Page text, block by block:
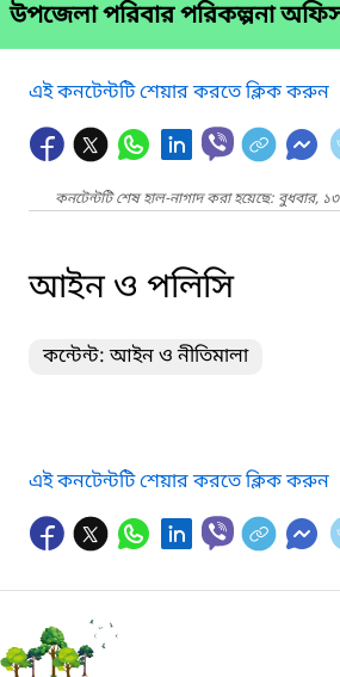
উপজেলা পরিবার পরিকল্পনা
এই কনটেন্টটি শেয়ার করতে ক্লিক করুন
কনটেন্টটি শেষ হাল-নাগাদ করা হয়েছে: বুধবার,
আইন ও পলিসি
কন্টেন্ট: আইন ও নীতিমালা
এই কনটেন্টটি শেয়ার করতে ক্লিক করুন